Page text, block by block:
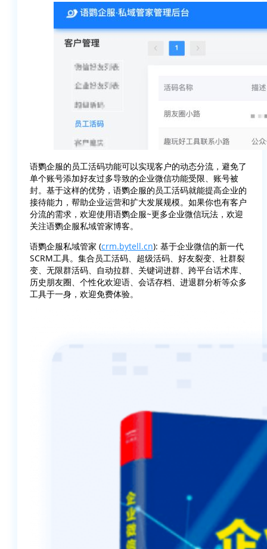
语鹦企服的员工活码功能可以实现客户的动态分流，避免了
单个账号添加好友过多导致的企业微信功能受限、账号被
封。基于这样的优势，语鹦企服的员工活码就能提高企业的
接待能力，帮助企业运营和扩大发展规模。如果你也有客户
分流的需求，欢迎使用语鹦企服~更多企业微信玩法，欢迎
关注语鹦企服私域管家博客。
语鹦企服私域管家 (crm.bytell.cn): 基于企业微信的新一代
SCRM工具。集合员工活码、超级活码、好友裂变、社群裂
变、无限群活码、自动拉群、关键词进群、跨平台话术库、
历史朋友圈、个性化欢迎语、会话存档、进退群分析等众多
工具于一身，欢迎免费体验。